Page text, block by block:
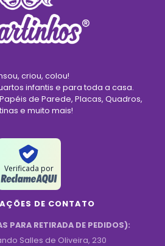
criou, colou!
infantis e para toda a casa.
de Parede, Placas, Quadros,
e muito mais!
Verificada por
DE CONTATO
PARA RETIRADA DE PEDIDOS):
Salles de Oliveira, 230